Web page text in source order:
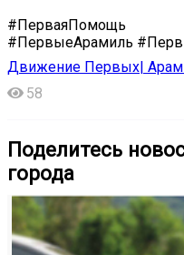
#ПерваяПомощь
#ПервыеАрамиль
Движение Первых|
58
Поделитесь
города